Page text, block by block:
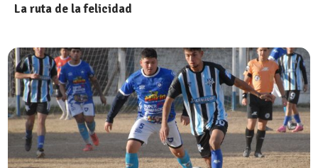
La ruta de la felicidad